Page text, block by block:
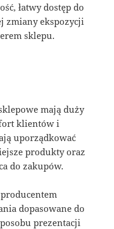
łatwy dostęp do
zmiany ekspozycji
sklepu.
mają duży
klientów i
uporządkować
produkty oraz
do zakupów.
dopasowane do
prezentacji